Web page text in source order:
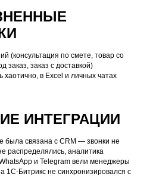
(консультация по смете, товар со
заказ, заказ с доставкой)
хаотично, в Excel и личных чатах
ИНТЕГРАЦИИ
была связана с CRM — звонки не
распределялись, аналитика
и Telegram вели менеджеры
1С-Битрикс не синхронизировался с